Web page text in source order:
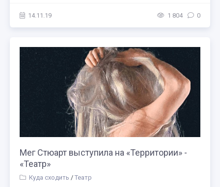
14.11.19 1 804 0
Мег Стюарт выступила на «Территории» -
«Театр»
Куда сходить / Театр